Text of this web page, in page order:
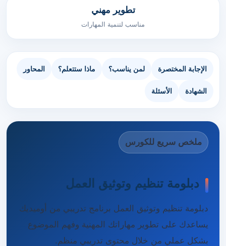
تطوير مهني
مناسب لتنمية المهارات
الإجابة المختصرة لمن يناسب؟ ماذا ستتعلم؟ المحاور
الشهادة الأسئلة
ملخص سريع للكورس
دبلومة تنظيم وتوثيق العمل
دبلومة تنظيم وتوثيق العمل برنامج تدريبي من أوميديك
يساعدك على تطوير مهاراتك المهنية وفهم الموضوع
بشكل عملي من خلال محتوى تدريبي منظم.